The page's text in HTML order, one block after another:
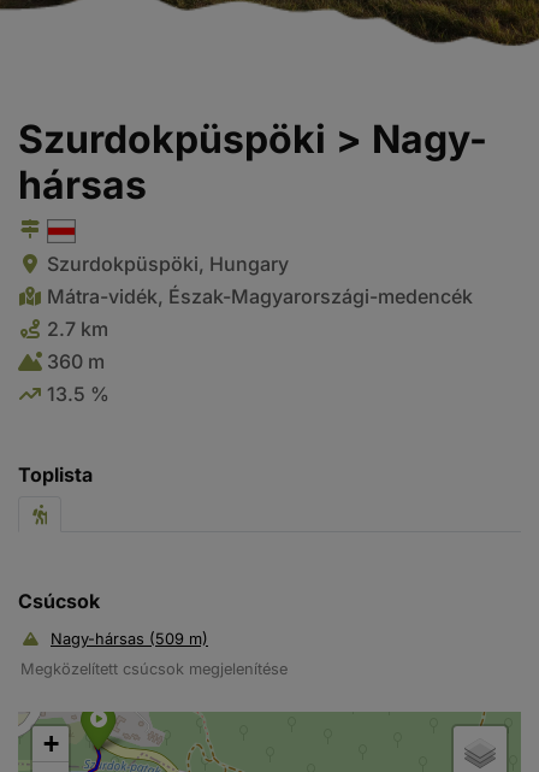
Szurdokpüspöki > Nagy-
hársas
Szurdokpüspöki, Hungary
Mátra-vidék, Észak-Magyarországi-medencék
2.7 km
360 m
13.5 %
Toplista
Csúcsok
Nagy-hársas (509 m)
Megközelített csúcsok megjelenítése
+